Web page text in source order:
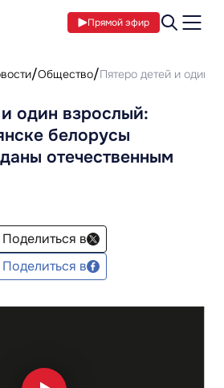
Прямой эфир
Общество Пятеро детей и один
один взрослый:
белорусы
отечественным
Поделиться в
Поделиться в